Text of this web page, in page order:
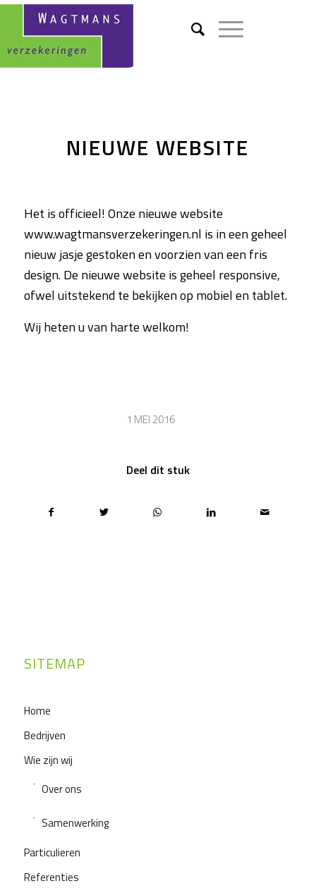
NIEUWE WEBSITE
Het is officieel! Onze nieuwe website
www.wagtmansverzekeringen.nl is in een geheel
nieuw jasje gestoken en voorzien van een fris
design. De nieuwe website is geheel responsive,
ofwel uitstekend te bekijken op mobiel en tablet.
Wij heten u van harte welkom!
1 MEI 2016
/
Deel dit stuk
SITEMAP
Home
Bedrijven
Wie zijn wij
Over ons
Samenwerking
Particulieren
Referenties